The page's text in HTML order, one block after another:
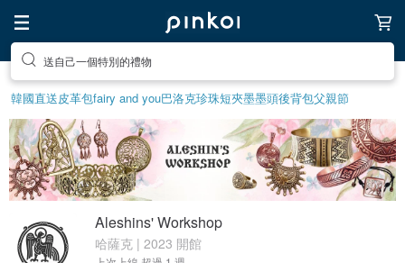
送自己一個特別的禮物
韓國直送皮革包fairy and you巴洛克珍珠短夾墨墨頭後背包父親節
Aleshins' Workshop
哈薩克 | 2023 開館